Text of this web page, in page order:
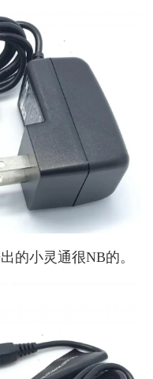
的小灵通很NB的。